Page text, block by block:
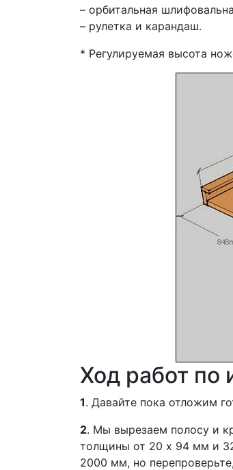
– орбитальная
– рулетка и карандаш.
* Регулируемая высота
Ход работ по
1. Давайте пока отложим
2. Мы вырезаем полосу и
толщины от 20 х 94 мм и
2000 мм, но